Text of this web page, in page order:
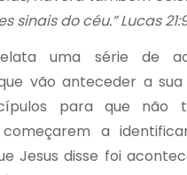
sinais do céu.” Lucas
uma série de
vão anteceder a
para que não
a
Jesus disse foi